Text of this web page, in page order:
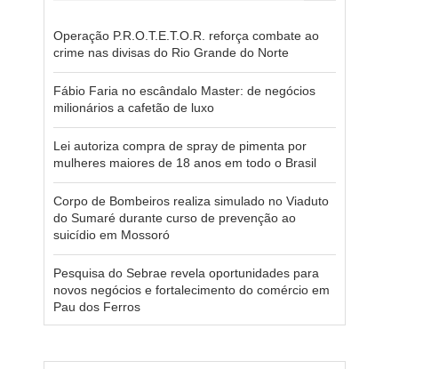
Operação P.R.O.T.E.T.O.R. reforça combate ao
crime nas divisas do Rio Grande do Norte
Fábio Faria no escândalo Master: de negócios
milionários a cafetão de luxo
Lei autoriza compra de spray de pimenta por
mulheres maiores de 18 anos em todo o Brasil
Corpo de Bombeiros realiza simulado no Viaduto
do Sumaré durante curso de prevenção ao
suicídio em Mossoró
Pesquisa do Sebrae revela oportunidades para
novos negócios e fortalecimento do comércio em
Pau dos Ferros